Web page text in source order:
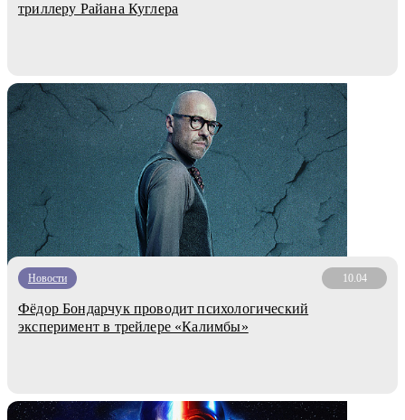
триллеру Райана Куглера
Новости 10.04
Фёдор Бондарчук проводит психологический
эксперимент в трейлере «Калимбы»